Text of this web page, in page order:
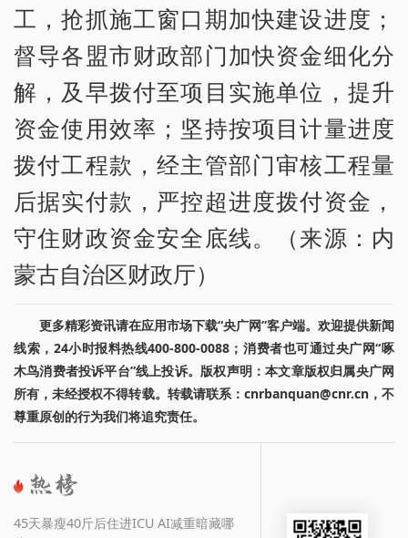
工，抢抓施工窗口期加快建设进度；
督导各盟市财政部门加快资金细化分
解，及早拨付至项目实施单位，提升
资金使用效率；坚持按项目计量进度
拨付工程款，经主管部门审核工程量
后据实付款，严控超进度拨付资金，
守住财政资金安全底线。（来源：内
蒙古自治区财政厅）
更多精彩资讯请在应用市场下载“央广网”客户端。欢迎提供新闻
线索，24小时报料热线400-800-0088；消费者也可通过央广网“啄
木鸟消费者投诉平台”线上投诉。版权声明：本文章版权归属央广网
所有，未经授权不得转载。转载请联系：cnrbanquan@cnr.cn，不
尊重原创的行为我们将追究责任。
45天暴瘦40斤后住进ICU AI减重暗藏哪